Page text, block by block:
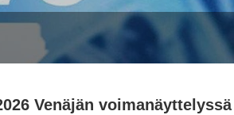
Venäjän voimanäyttelyssä